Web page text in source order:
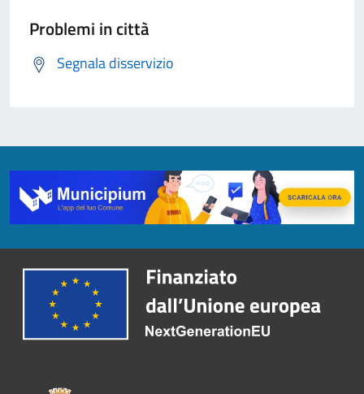
Problemi in città
Segnala disservizio